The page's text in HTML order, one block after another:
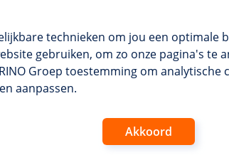
technieken om jou een
gebruiken, om zo onze pagina's
Groep toestemming om analytische
aanpassen.
Akkoord
en incompany
aanvragen